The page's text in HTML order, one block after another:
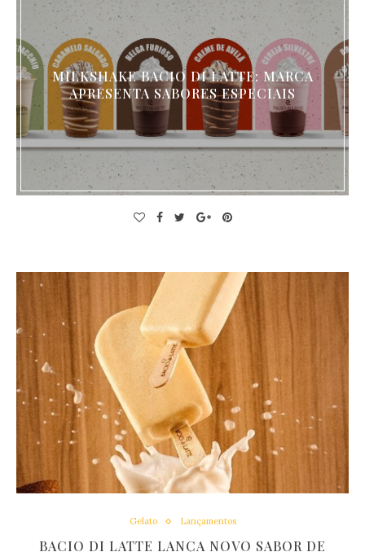
MILKSHAKE BACIO DI LATTE: MARCA
APRESENTA SABORES ESPECIAIS
Gelato Lançamentos
BACIO DI LATTE LANÇA NOVO SABOR DE